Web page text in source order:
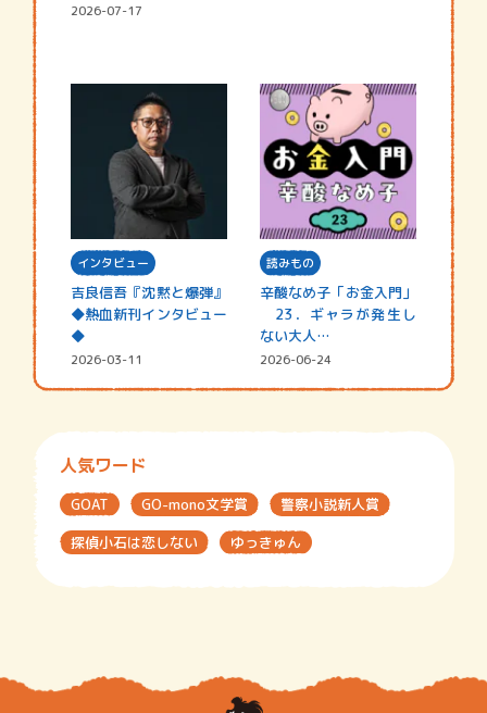
2026-07-17
インタビュー
吉良信吾『沈黙と爆弾』
◆熱血新刊インタビュー
◆
2026-03-11
読みもの
辛酸なめ子「お金入門」
23．ギャラが発生し
ない大人…
2026-06-24
人気ワード
GOAT GO-mono文学賞
警察小説新人賞
探偵小石は恋しない
ゆっきゅん